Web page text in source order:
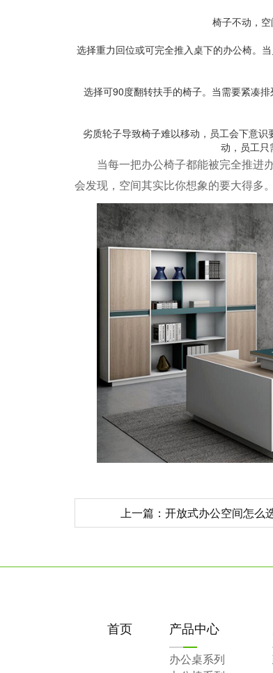
椅子不动，空
选择重力回位或可完全推入桌下的办公椅。
选择可90度翻转扶手的椅子。当需要紧凑
劣质轮子导致椅子难以移动，员工会下意
动，员工只
当每一把办公椅子都能被完全推进
会发现，空间其实比你想象的要大得多。
上一篇：开放式办公空间怎么
首页 产品中心
办公桌系列